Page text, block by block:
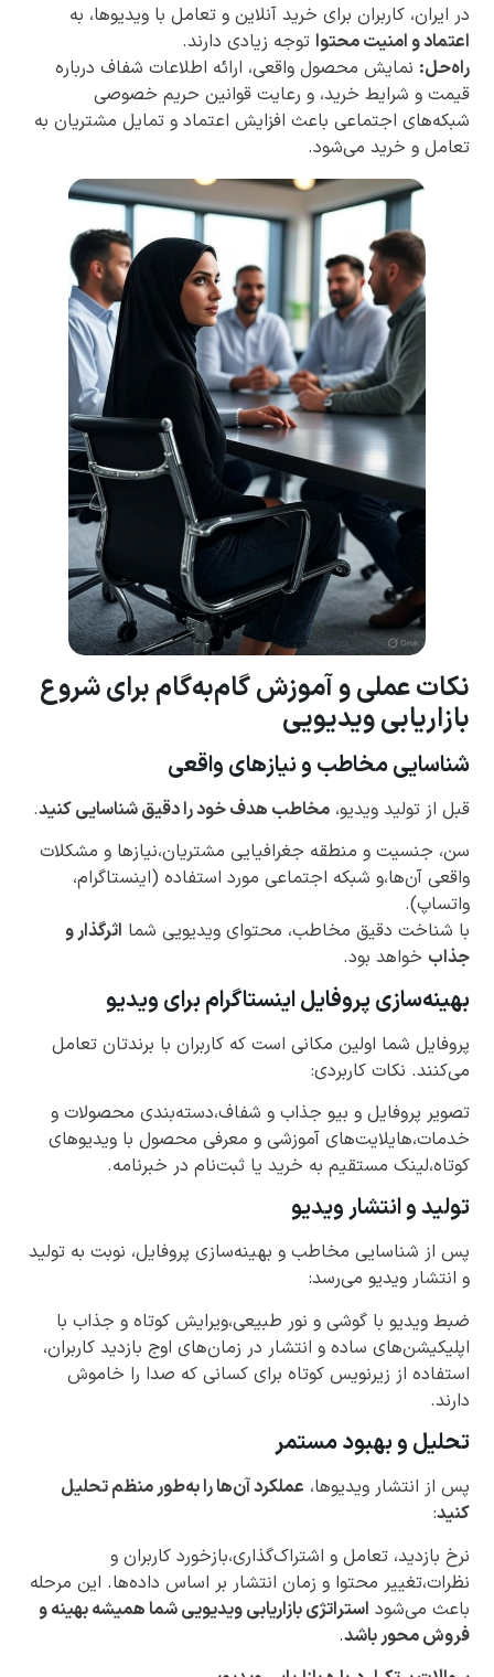
در ایران، کاربران برای خرید آنلاین و تعامل با ویدیوها، به
اعتماد و امنیت محتوا توجه زیادی دارند.
راه‌حل: نمایش محصول واقعی، ارائه اطلاعات شفاف درباره
قیمت و شرایط خرید، و رعایت قوانین حریم خصوصی
شبکه‌های اجتماعی باعث افزایش اعتماد و تمایل مشتریان به
تعامل و خرید می‌شود.
نکات عملی و آموزش گام‌به‌گام برای شروع
بازاریابی ویدیویی
شناسایی مخاطب و نیازهای واقعی
قبل از تولید ویدیو، مخاطب هدف خود را دقیق شناسایی کنید.
سن، جنسیت و منطقه جغرافیایی مشتریان،نیازها و مشکلات
واقعی آن‌ها،و شبکه اجتماعی مورد استفاده (اینستاگرام،
واتساپ).
با شناخت دقیق مخاطب، محتوای ویدیویی شما اثرگذار و
جذاب خواهد بود.
بهینه‌سازی پروفایل اینستاگرام برای ویدیو
پروفایل شما اولین مکانی است که کاربران با برندتان تعامل
می‌کنند. نکات کاربردی:
تصویر پروفایل و بیو جذاب و شفاف،دسته‌بندی محصولات و
خدمات،هایلایت‌های آموزشی و معرفی محصول با ویدیوهای
کوتاه،لینک مستقیم به خرید یا ثبت‌نام در خبرنامه.
تولید و انتشار ویدیو
پس از شناسایی مخاطب و بهینه‌سازی پروفایل، نوبت به تولید
و انتشار ویدیو می‌رسد:
ضبط ویدیو با گوشی و نور طبیعی،ویرایش کوتاه و جذاب با
اپلیکیشن‌های ساده و انتشار در زمان‌های اوج بازدید کاربران،
استفاده از زیرنویس کوتاه برای کسانی که صدا را خاموش
دارند.
تحلیل و بهبود مستمر
پس از انتشار ویدیوها، عملکرد آن‌ها را به‌طور منظم تحلیل
کنید:
نرخ بازدید، تعامل و اشتراک‌گذاری،بازخورد کاربران و
نظرات،تغییر محتوا و زمان انتشار بر اساس داده‌ها. این مرحله
باعث می‌شود استراتژی بازاریابی ویدیویی شما همیشه بهینه و
فروش محور باشد.